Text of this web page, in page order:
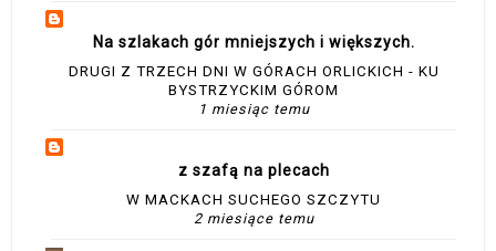
Na szlakach gór mniejszych i większych.
DRUGI Z TRZECH DNI W GÓRACH ORLICKICH - KU
BYSTRZYCKIM GÓROM
1 miesiąc temu
z szafą na plecach
W MACKACH SUCHEGO SZCZYTU
2 miesiące temu